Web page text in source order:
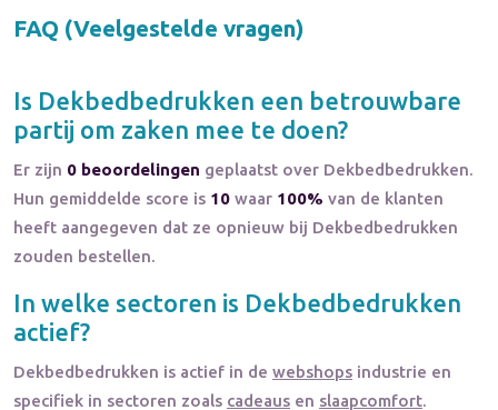
FAQ (Veelgestelde vragen)
Is Dekbedbedrukken een betrouwbare
partij om zaken mee te doen?
Er zijn 0 beoordelingen geplaatst over Dekbedbedrukken.
Hun gemiddelde score is 10 waar 100% van de klanten
heeft aangegeven dat ze opnieuw bij Dekbedbedrukken
zouden bestellen.
In welke sectoren is Dekbedbedrukken
actief?
Dekbedbedrukken is actief in de webshops industrie en
specifiek in sectoren zoals cadeaus en slaapcomfort.